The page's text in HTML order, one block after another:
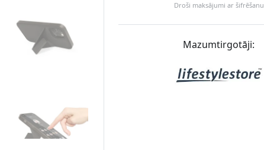
Droši maksājumi ar šifrēšanu
Mazumtirgotāji: